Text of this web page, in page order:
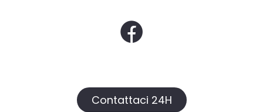
Contattaci 24H